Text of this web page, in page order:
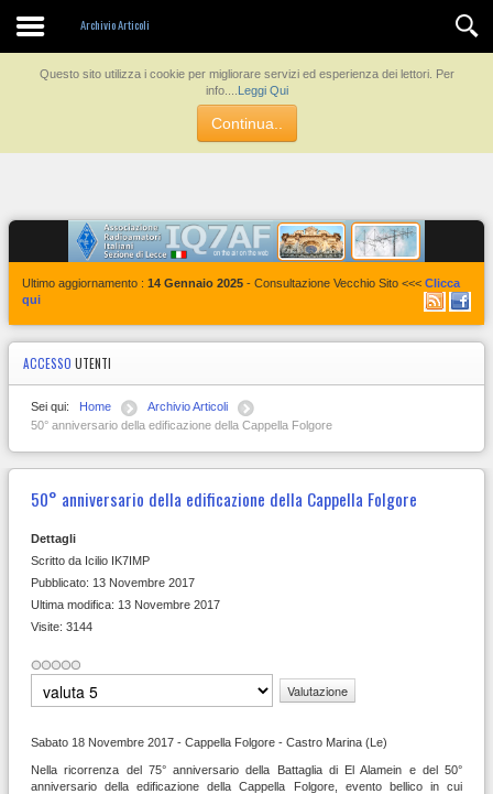
Questo sito utilizza i cookie per migliorare servizi ed esperienza dei lettori. Per
info....
Leggi Qui
Continua..
Archivio Articoli
Contatti
Ultimo aggiornamento : 14 Gennaio 2025 - Consultazione Vecchio Sito <<< Clicca
qui
ACCESSO UTENTI
Sei qui: Home
Archivio Articoli
50° anniversario della edificazione della Cappella Folgore
50° anniversario della edificazione della Cappella Folgore
Dettagli
Scritto da Icilio IK7IMP
Pubblicato: 13 Novembre 2017
Ultima modifica: 13 Novembre 2017
Visite: 3144
Valuta
Sabato 18 Novembre 2017 - Cappella Folgore - Castro Marina (Le)
Nella ricorrenza del 75° anniversario della Battaglia di El Alamein e del 50°
anniversario della edificazione della Cappella Folgore, evento bellico in cui